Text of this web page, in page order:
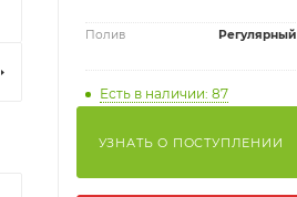
Полив Регулярный
Есть в наличии: 87
УЗНАТЬ О ПОСТУПЛЕНИИ